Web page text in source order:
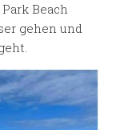
Beach
gehen und